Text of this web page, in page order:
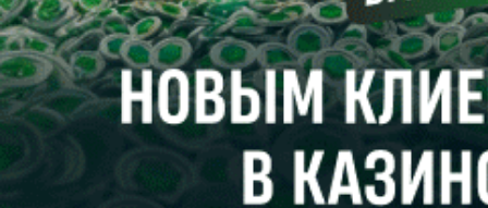
Опрос
Все опросы
Подпишитесь на каналы и будьте в курсе последних
событий
Facebook
Telegram